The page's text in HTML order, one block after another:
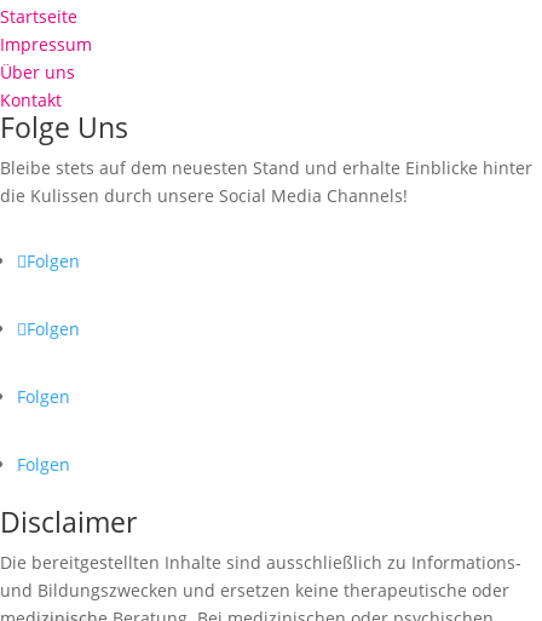
Startseite
Impressum
Über uns
Kontakt
Folge Uns
Bleibe stets auf dem neuesten Stand und erhalte Einblicke hinter
die Kulissen durch unsere Social Media Channels!
Folgen
Folgen
Folgen
Folgen
Disclaimer
Die bereitgestellten Inhalte sind ausschließlich zu Informations-
und Bildungszwecken und ersetzen keine therapeutische oder